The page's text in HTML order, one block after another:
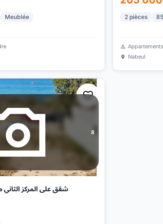
Meublée 2 pièces 85
Nabeul
8
شقق على المركز